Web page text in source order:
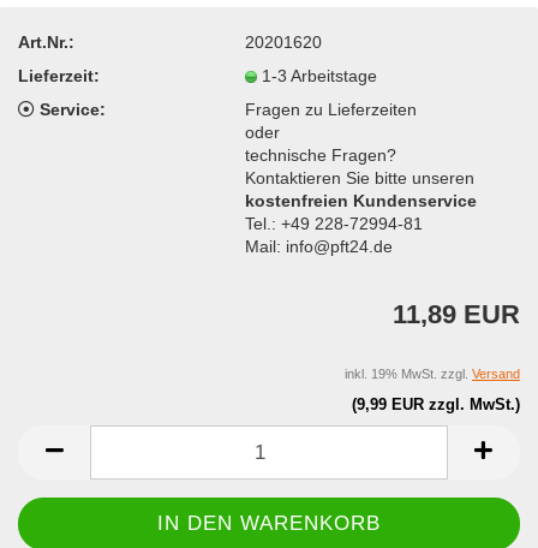
Art.Nr.:
20201620
Lieferzeit:
1-3 Arbeitstage
Service:
Fragen zu Lieferzeiten
oder
technische Fragen?
Kontaktieren Sie bitte unseren
kostenfreien Kundenservice
Tel.: +49 228-72994-81
Mail: info@pft24.de
11,89 EUR
(9,99 EUR zzgl. MwSt.)
inkl. 19% MwSt. zzgl. Versand